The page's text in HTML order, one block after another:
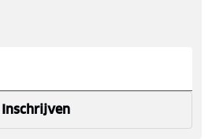
Inschrijven